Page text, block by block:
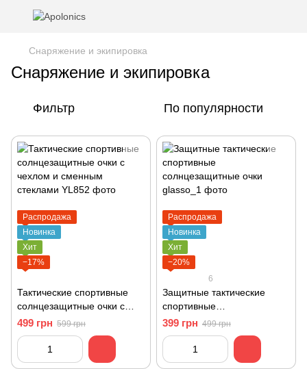
Снаряжение и экипировка
Снаряжение и экипировка
Фильтр По популярности
Распродажа
Новинка
Хит
−17%
Тактические спортивные
солнцезащитные очки с
чехлом и сменным
стеклами
499 грн 599 грн
Распродажа
Новинка
Хит
−20%
6
Защитные тактические
спортивные
солнцезащитные очки
399 грн 499 грн